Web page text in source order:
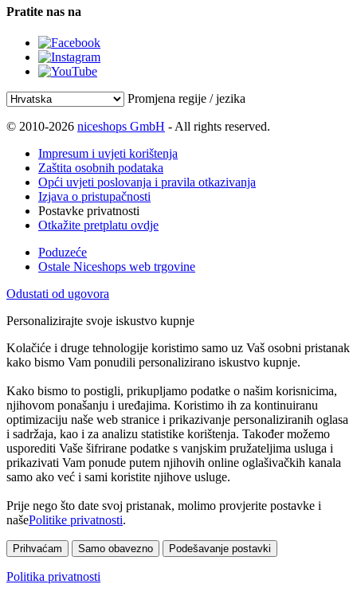
Pratite nas na
Promjena regije / jezika
© 2010-2026 niceshops GmbH - All rights reserved.
Impresum i uvjeti korištenja
Zaštita osobnih podataka
Opći uvjeti poslovanja i pravila otkazivanja
Izjava o pristupačnosti
Postavke privatnosti
Otkažite pretplatu ovdje
Poduzeće
Ostale Niceshops web trgovine
Odustati od ugovora
Personalizirajte svoje iskustvo kupnje
Kolačiće i druge tehnologije koristimo samo uz Vaš osobni pristanak
kako bismo Vam ponudili personalizirano iskustvo kupnje.
Kako bismo to postigli, prikupljamo podatke o našim korisnicima,
njihovom ponašanju i uređajima. Koristimo ih za kontinuiranu
optimizaciju naše web stranice i prikazivanje personaliziranih oglasa
i sadržaja, kao i za analizu statistike korištenja. Također možemo
usporediti Vaše šifrirane podatke s vanjskim pružateljima usluga i
prikazivati Vam ponude putem njihovih online oglašivačkih kanala
samo ako već i sami koristite njihove usluge.
Prije nego što date svoj pristanak, molimo provjerite postavke i
našePolitike privatnosti.
Prihvaćam Samo obavezno Podešavanje postavki
Politika privatnosti